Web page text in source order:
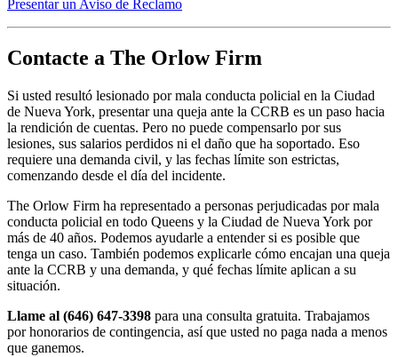
Presentar un Aviso de Reclamo
Contacte a The Orlow Firm
Si usted resultó lesionado por mala conducta policial en la Ciudad
de Nueva York, presentar una queja ante la CCRB es un paso hacia
la rendición de cuentas. Pero no puede compensarlo por sus
lesiones, sus salarios perdidos ni el daño que ha soportado. Eso
requiere una demanda civil, y las fechas límite son estrictas,
comenzando desde el día del incidente.
The Orlow Firm ha representado a personas perjudicadas por mala
conducta policial en todo Queens y la Ciudad de Nueva York por
más de 40 años. Podemos ayudarle a entender si es posible que
tenga un caso. También podemos explicarle cómo encajan una queja
ante la CCRB y una demanda, y qué fechas límite aplican a su
situación.
Llame al (646) 647-3398 para una consulta gratuita. Trabajamos
por honorarios de contingencia, así que usted no paga nada a menos
que ganemos.